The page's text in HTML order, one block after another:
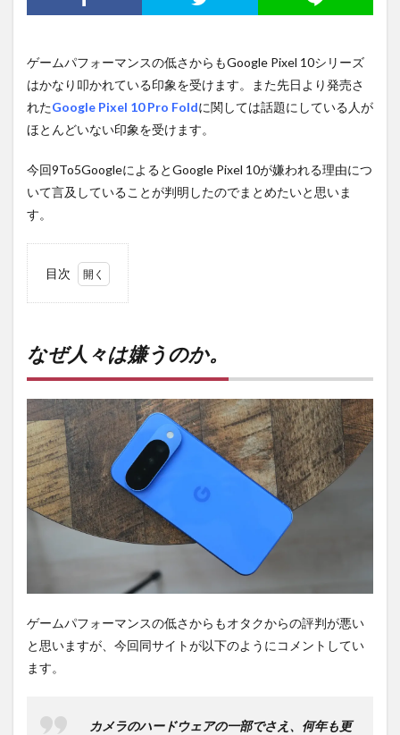
ゲームパフォーマンスの低さからもGoogle Pixel 10シリーズ
はかなり叩かれている印象を受けます。また先日より発売さ
れたGoogle Pixel 10 Pro Foldに関しては話題にしている人が
ほとんどいない印象を受けます。
今回9To5GoogleによるとGoogle Pixel 10が嫌われる理由につ
いて言及していることが判明したのでまとめたいと思いま
す。
目次
は嫌
うの
か。
2
PR)
購入
は待
ち時
間不
要の
オン
なぜ人々は嫌うのか。
ゲームパフォーマンスの低さからもオタクからの評判が悪い
と思いますが、今回同サイトが以下のようにコメントしてい
ます。
カメラのハードウェアの一部でさえ、何年も更